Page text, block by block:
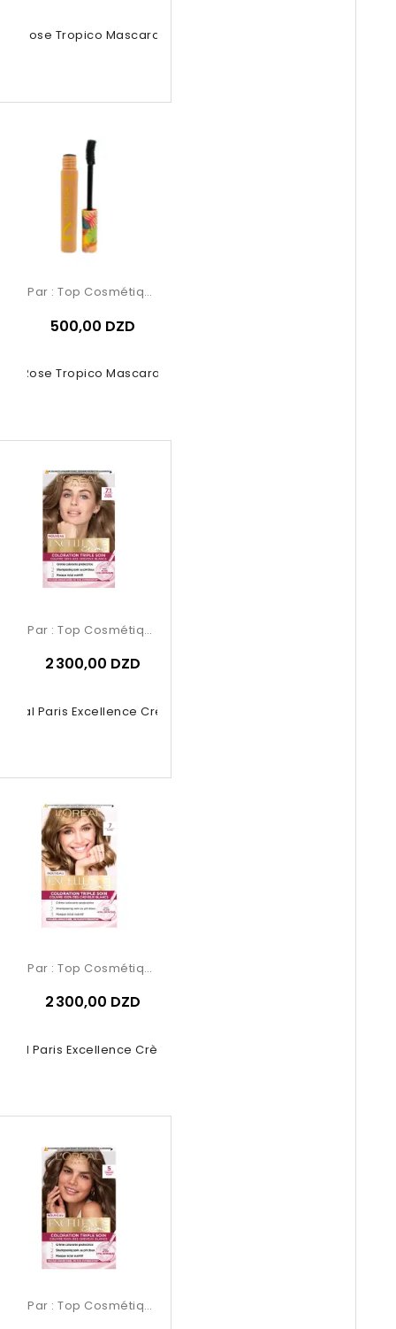
Rose Tropico Mascara 5.8ml
Rose Tropico Mascara 5.8ml
Par : Top Cosmétiques
500,00 DZD
Paris Excellence Crème...
Par : Top Cosmétiques
2 300,00 DZD
Paris Excellence Crème –...
Par : Top Cosmétiques
2 300,00 DZD
Par : Top Cosmétiques